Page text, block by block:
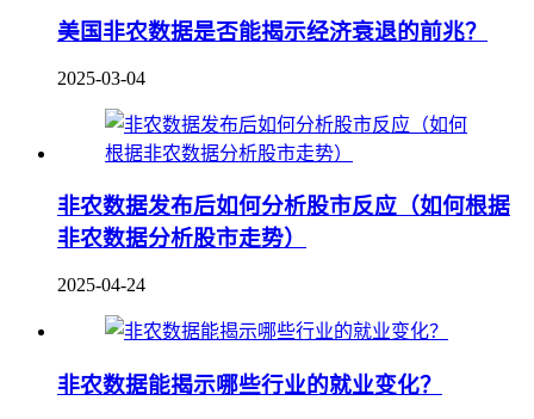
美国非农数据是否能揭示经济衰退的前兆？
2025-03-04
非农数据发布后如何分析股市反应（如何根据
非农数据分析股市走势）
2025-04-24
非农数据能揭示哪些行业的就业变化？